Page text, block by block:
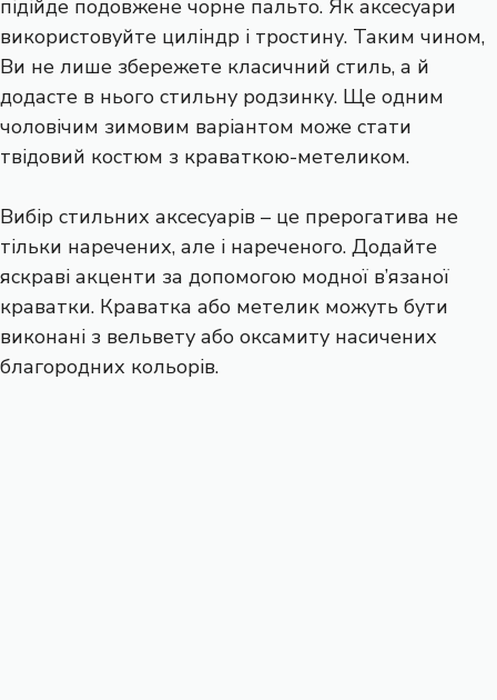
підійде подовжене чорне пальто. Як аксесуари
використовуйте циліндр і тростину. Таким чином,
Ви не лише збережете класичний стиль, а й
додасте в нього стильну родзинку. Ще одним
чоловічим зимовим варіантом може стати
твідовий костюм з краваткою-метеликом.
Вибір стильних аксесуарів – це прерогатива не
тільки наречених, але і нареченого. Додайте
яскраві акценти за допомогою модної в’язаної
краватки. Краватка або метелик можуть бути
виконані з вельвету або оксамиту насичених
благородних кольорів.